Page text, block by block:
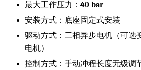
最大工作压力： 40 bar
安装方式：底座固定式安装
驱动方式：三相异步电机（可选
电机）
控制方式：手动冲程长度无级调